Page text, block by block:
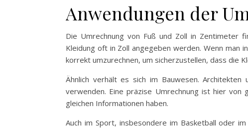
Anwendungen der
Die Umrechnung von Fuß und Zoll in Zentimeter
Kleidung oft in Zoll angegeben werden. Wenn man
korrekt umzurechnen, um sicherzustellen, dass die
Ähnlich verhält es sich im Bauwesen.
verwenden. Eine präzise Umrechnung ist hier
gleichen Informationen haben.
Auch im Sport, insbesondere im Basketball oder